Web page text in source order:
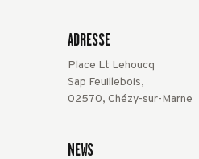
ADRESSE
Place Lt Lehoucq
Sap Feuillebois,
02570, Chézy-sur-Marne
NEWS